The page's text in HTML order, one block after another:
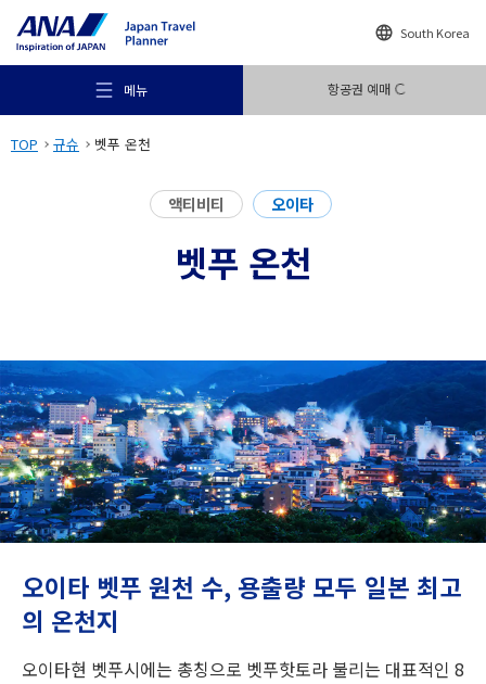
South Korea
메뉴 항공권 예매
목적지
여행 정보
닫기
TOP 규슈 벳푸 온천
액티비티 오이타
벳푸 온천
오이타 벳푸 원천 수, 용출량 모두 일본 최고
의 온천지
오이타현 벳푸시에는 총칭으로 벳푸핫토라 불리는 대표적인 8